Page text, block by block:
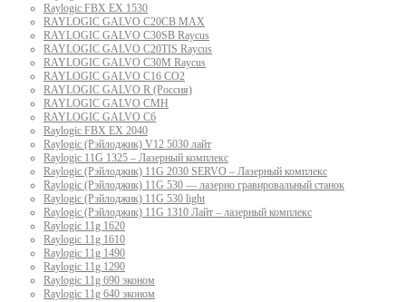
Raylogic FBX EX 1530
RAYLOGIC GALVO С20CB MAX
RAYLOGIC GALVO С30SB Raycus
RAYLOGIC GALVO C20TIS Raycus
RAYLOGIC GALVO С30M Raycus
RAYLOGIC GALVO С16 CO2
RAYLOGIC GALVO R (Россия)
RAYLOGIC GALVO CMH
RAYLOGIC GALVO С6
Raylogic FBX EX 2040
Raylogic (Рэйлоджик) V12 5030 лайт
Raylogic 11G 1325 – Лазерный комплекс
Raylogic (Рэйлоджик) 11G 2030 SERVO – Лазерный комплекс
Raylogic (Рэйлоджик) 11G 530 — лазерно гравировальный станок
Raylogic (Рэйлоджик) 11G 530 light
Raylogic (Рэйлоджик) 11G 1310 Лайт – лазерный комплекс
Raylogic 11g 1620
Raylogic 11g 1610
Raylogic 11g 1490
Raylogic 11g 1290
Raylogic 11g 690 эконом
Raylogic 11g 640 эконом